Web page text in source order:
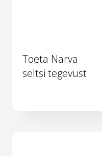
Toeta Narva
seltsi tegevust